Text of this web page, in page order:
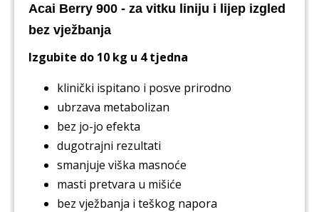
Acai Berry 900 - za vitku liniju i lijep izgled
bez vježbanja
Izgubite do 10 kg u 4 tjedna
klinički ispitano i posve prirodno
ubrzava metabolizan
bez jo-jo efekta
dugotrajni rezultati
smanjuje viška masnoće
masti pretvara u mišiće
bez vježbanja i teškog napora